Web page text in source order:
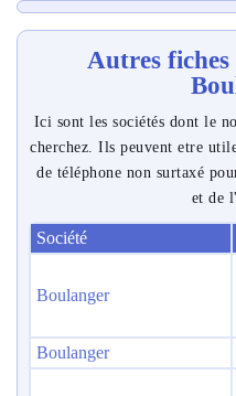
Autres
Ici sont les sociétés dont le
cherchez. Ils peuvent etre
de téléphone non surtaxé
et de
Société
Boulanger
Boulanger